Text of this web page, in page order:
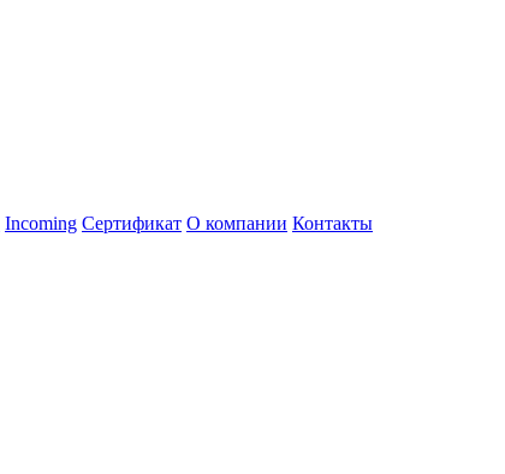
Incoming Сертификат О компании Контакты